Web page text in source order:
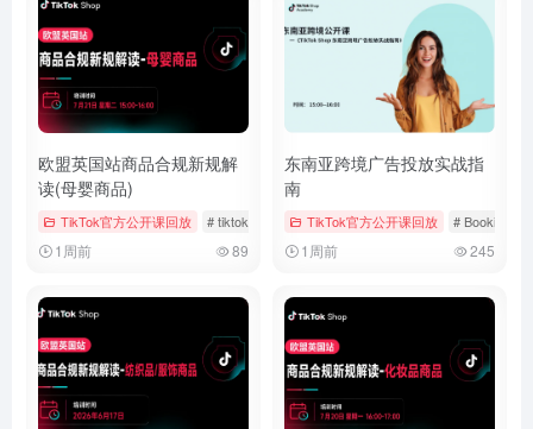
欧盟英国站商品合规新规解
读(母婴商品)
TikTok官方公开课回放 # tiktok # 官方公开课回放 # 母婴用品
1周前 89
东南亚跨境广告投放实战指
南
TikTok官方公开课回放 # Bookings
1周前 245